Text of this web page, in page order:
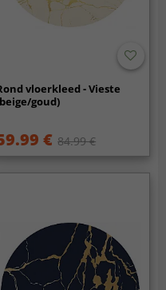
vloerkleed - Vieste
goud)
€ 84.99 €